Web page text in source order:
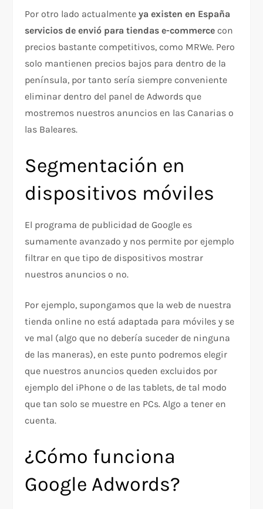
Por otro lado actualmenteya existen en España
servicios de envió para tiendas e-commerce con
precios bastante competitivos, como MRWe. Pero
solo mantienen precios bajos para dentro de la
península, por tanto sería siempre conveniente
eliminar dentro del panel de Adwords que
mostremos nuestros anuncios en las Canarias o
las Baleares.
Segmentación en
dispositivos móviles
El programa de publicidad de Google es
sumamente avanzado y nos permite por ejemplo
filtrar en que tipo de dispositivos mostrar
nuestros anuncios o no.
Por ejemplo, supongamos que la web de nuestra
tienda online no está adaptada para móviles y se
ve mal (algo que no debería suceder de ninguna
de las maneras), en este punto podremos elegir
que nuestros anuncios queden excluidos por
ejemplo del iPhone o de las tablets, de tal modo
que tan solo se muestre en PCs. Algo a tener en
cuenta.
¿Cómo funciona
Google Adwords?